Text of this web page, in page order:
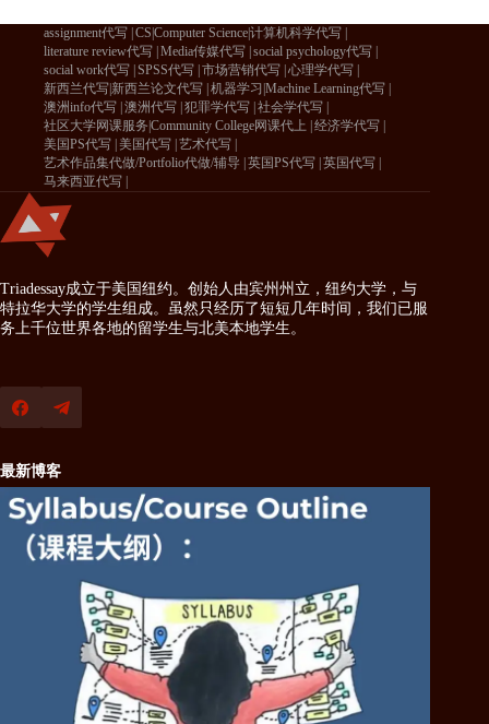
assignment代写 CS|Computer Science|计算机科学代写
literature review代写 Media传媒代写 social psychology代写
social work代写 SPSS代写 市场营销代写 心理学代写
新西兰代写|新西兰论文代写 机器学习|Machine Learning代写
澳洲info代写 澳洲代写 犯罪学代写 社会学代写
社区大学网课服务|Community College网课代上 经济学代写
美国PS代写 美国代写 艺术代写
艺术作品集代做/Portfolio代做/辅导 英国PS代写 英国代写
马来西亚代写
Triadessay成立于美国纽约。创始人由宾州州立，纽约大学，与
特拉华大学的学生组成。虽然只经历了短短几年时间，我们已服
务上千位世界各地的留学生与北美本地学生。
最新博客